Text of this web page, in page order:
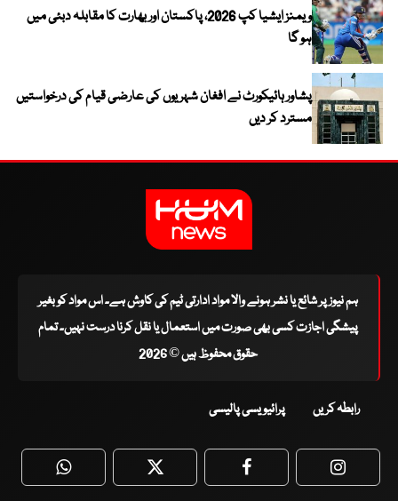
ویمنز ایشیا کپ 2026، پاکستان اور بھارت کا مقابلہ دبئی میں
ہو گا
پشاور ہائیکورٹ نے افغان شہریوں کی عارضی قیام کی درخواستیں
مسترد کر دیں
ہم نیوز پر شائع یا نشر ہونے والا مواد ادارتی ٹیم کی کاوش ہے۔ اس مواد کو بغیر
پیشگی اجازت کسی بھی صورت میں استعمال یا نقل کرنا درست نہیں۔ تمام
حقوق محفوظ ہیں © 2026
رابطہ کریں پرائیویسی پالیسی
WhatsApp Twitter Facebook